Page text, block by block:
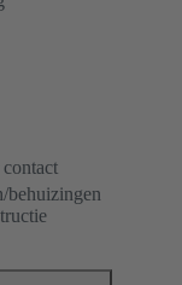
behuizingen